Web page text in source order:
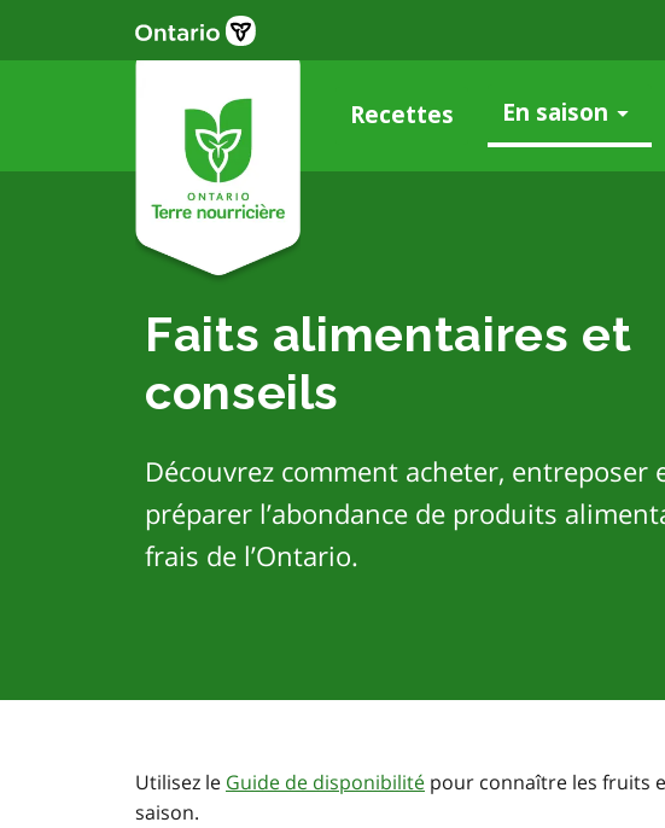
Recettes En saison
Faits alimentaires et
conseils
Découvrez comment acheter, entreposer
préparer l’abondance de produits
frais de l’Ontario.
Utilisez le Guide de disponibilité pour connaître les fruits
saison.